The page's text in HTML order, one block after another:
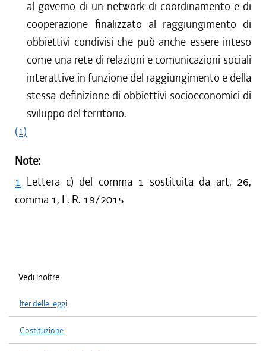
al governo di un network di coordinamento e di
cooperazione finalizzato al raggiungimento di
obbiettivi condivisi che può anche essere inteso
come una rete di relazioni e comunicazioni sociali
interattive in funzione del raggiungimento e della
stessa definizione di obbiettivi socioeconomici di
sviluppo del territorio.
(1)
Note:
1 Lettera c) del comma 1 sostituita da art. 26,
comma 1, L. R. 19/2015
Vedi inoltre
Iter delle leggi
Costituzione